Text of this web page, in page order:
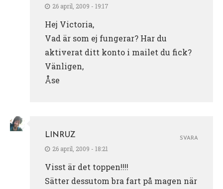
26 april, 2009 - 19:17
Hej Victoria,
Vad är som ej fungerar? Har du
aktiverat ditt konto i mailet du fick?
Vänligen,
Åse
LINRUZ
26 april, 2009 - 18:21
Visst är det toppen!!!!
Sätter dessutom bra fart på magen när
SVARA